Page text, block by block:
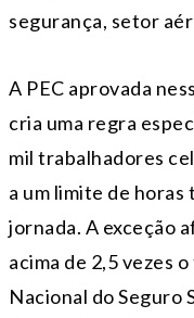
segurança, setor
A PEC aprovada
cria uma regra
mil trabalhadores
a um limite de
jornada. A exceção
acima de 2,5 vezes
Nacional do Seguro